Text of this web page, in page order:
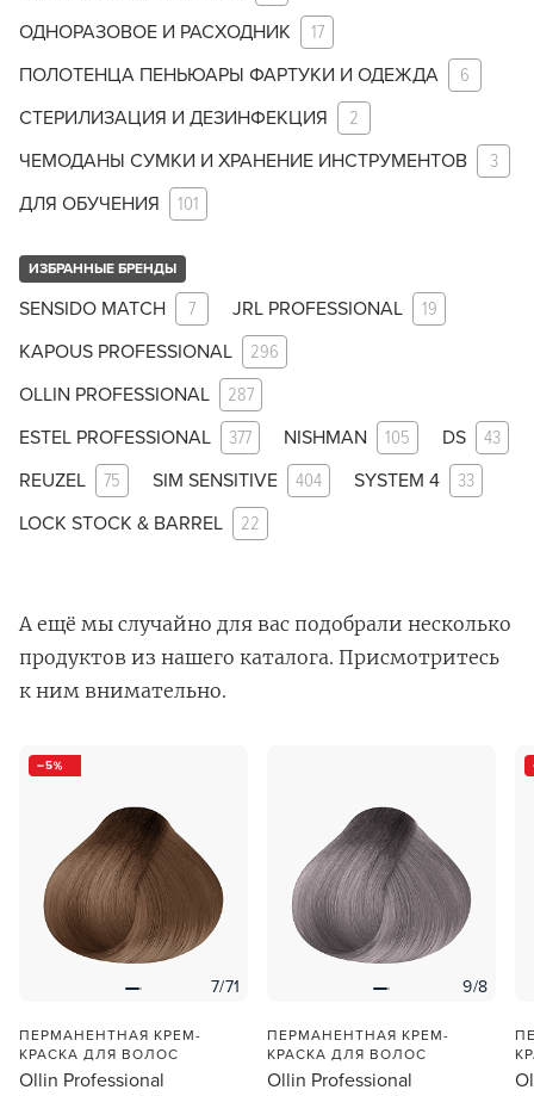
ОДНОРАЗОВОЕ И РАСХОДНИК 17
ПОЛОТЕНЦА ПЕНЬЮАРЫ ФАРТУКИ И ОДЕЖДА 6
СТЕРИЛИЗАЦИЯ И ДЕЗИНФЕКЦИЯ 2
ЧЕМОДАНЫ СУМКИ И ХРАНЕНИЕ ИНСТРУМЕНТОВ 3
ДЛЯ ОБУЧЕНИЯ 101
ИЗБРАННЫЕ БРЕНДЫ
SENSIDO MATCH 7 JRL PROFESSIONAL 19
KAPOUS PROFESSIONAL 296
OLLIN PROFESSIONAL 287
ESTEL PROFESSIONAL 377 NISHMAN 105 DS 43
REUZEL 75 SIM SENSITIVE 404 SYSTEM 4 33
LOCK STOCK & BARREL 22
А ещё мы случайно для вас подобрали несколько
продуктов из нашего каталога. Присмотритесь
к ним внимательно.
5
7/71
ПЕРМАНЕНТНАЯ КРЕМ-
КРАСКА ДЛЯ ВОЛОС
Ollin Professional
9/8
ПЕРМАНЕНТНАЯ КРЕМ-
КРАСКА ДЛЯ ВОЛОС
Ollin Professional
Заяц–робот
смотреть товары и оформлять заказы — удобнее и
намного быстрее!
УСТАНОВИТЬ ИЗ GOOGLE PLAY
ПРОДОЛЖУ ЗДЕСЬ